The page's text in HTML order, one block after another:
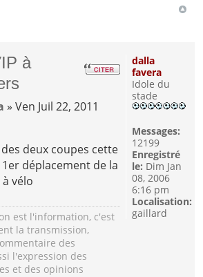
à
» Ven Juil 22, 2011
deux coupes cette
déplacement de la
vélo
est l'information, c'est
la transmission,
des
l'expression des
et des opinions
dalla
favera
Idole du
stade
Messages:
12199
Enregistré
le: Dim Jan
08, 2006
6:16 pm
Localisation:
gaillard